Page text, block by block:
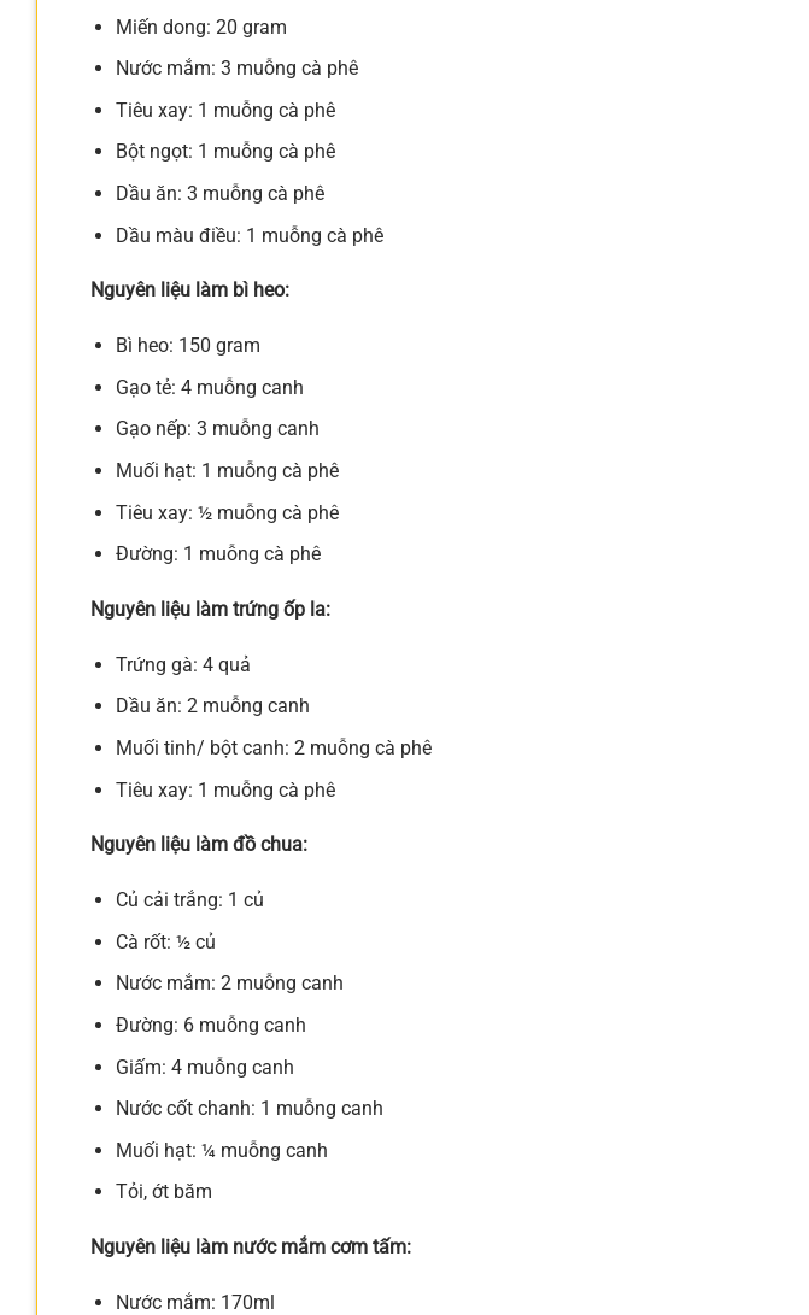
Miến dong: 20 gram
Nước mắm: 3 muỗng cà phê
Tiêu xay: 1 muỗng cà phê
Bột ngọt: 1 muỗng cà phê
Dầu ăn: 3 muỗng cà phê
Dầu màu điều: 1 muỗng cà phê
Nguyên liệu làm bì heo:
Bì heo: 150 gram
Gạo tẻ: 4 muỗng canh
Gạo nếp: 3 muỗng canh
Muối hạt: 1 muỗng cà phê
Tiêu xay: ½ muỗng cà phê
Đường: 1 muỗng cà phê
Nguyên liệu làm trứng ốp la:
Trứng gà: 4 quả
Dầu ăn: 2 muỗng canh
Muối tinh/ bột canh: 2 muỗng cà phê
Tiêu xay: 1 muỗng cà phê
Nguyên liệu làm đồ chua:
Củ cải trắng: 1 củ
Cà rốt: ½ củ
Nước mắm: 2 muỗng canh
Đường: 6 muỗng canh
Giấm: 4 muỗng canh
Nước cốt chanh: 1 muỗng canh
Muối hạt: ¼ muỗng canh
Tỏi, ớt băm
Nguyên liệu làm nước mắm cơm tấm:
Nước mắm: 170ml